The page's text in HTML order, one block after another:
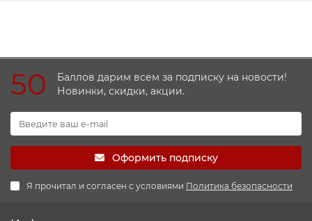
50
Баллов дарим всем за подписку на новости!
Новинки, скидки, акции.
Оформить подписку
Я прочитал и согласен с условиями Политика безопасности